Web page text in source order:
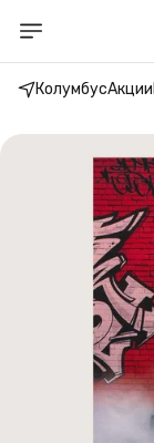
КолумбусАкции